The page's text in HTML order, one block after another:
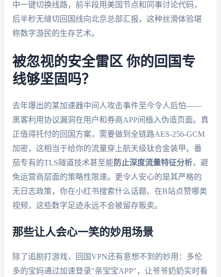
中一键切换线路，前半段用美国节点和同事讨论代码，
后半秒无缝切回国线向北京总部汇报，这种丝滑体验堪
称数字游民的生存艺术。
被忽视的安全雷区 你的回国专
线够坚固吗？
去年爆出的某加速器中间人攻击事件至今令人后怕——
黑客利用协议漏洞在用户和券商APP间植入伪造页面。真
正值得托付的回国方案，需要做到全链路AES-256-GCM
加密，这相当于给你的流量穿上航天级钛合金装甲。番
茄专有的TLS隧道技术甚至能防止深度流量特征分析，避
免运营商层面的策略性限速。更令人安心的是其严格的
无日志政策，你在小红书搜索什么话题、在B站点赞哪类
视频，这些数字足迹永远不会被留存贩卖。
那些让人会心一笑的妙用场景
除了追剧打游戏，回国VPN还有意想不到的妙用：多伦
多的宝妈通过加速登录"亲宝宝APP"，让爷爷奶奶实时看